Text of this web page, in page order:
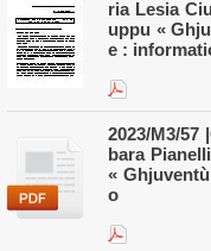
ria Lesia
uppu «
e :
2023/M3/
bara
«
o